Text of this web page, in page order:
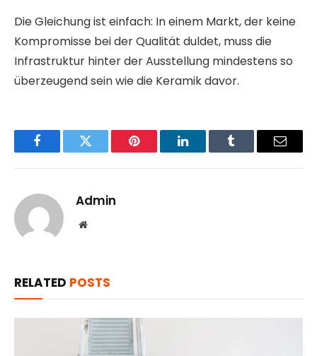
Die Gleichung ist einfach: In einem Markt, der keine
Kompromisse bei der Qualität duldet, muss die
Infrastruktur hinter der Ausstellung mindestens so
überzeugend sein wie die Keramik davor.
FacebookTwitter Pinterest LinkedInTumblr Email
Admin
Website
RELATED POSTS